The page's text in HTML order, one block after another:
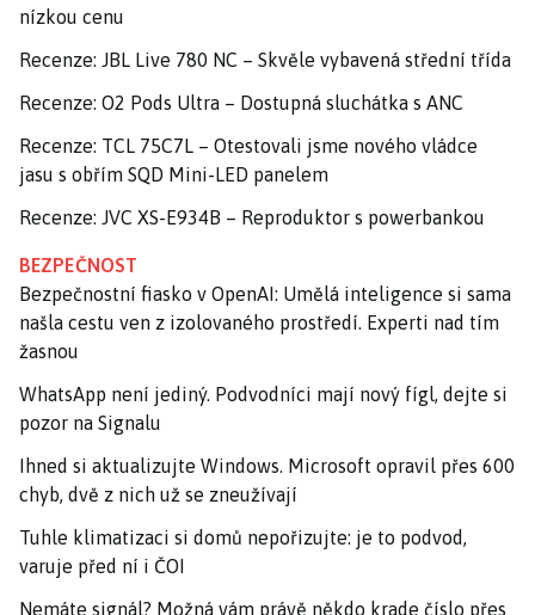
nízkou cenu
Recenze: JBL Live 780 NC – Skvěle vybavená střední třída
Recenze: O2 Pods Ultra – Dostupná sluchátka s ANC
Recenze: TCL 75C7L – Otestovali jsme nového vládce
jasu s obřím SQD Mini-LED panelem
Recenze: JVC XS-E934B – Reproduktor s powerbankou
BEZPEČNOST
Bezpečnostní fiasko v OpenAI: Umělá inteligence si sama
našla cestu ven z izolovaného prostředí. Experti nad tím
žasnou
WhatsApp není jediný. Podvodníci mají nový fígl, dejte si
pozor na Signalu
Ihned si aktualizujte Windows. Microsoft opravil přes 600
chyb, dvě z nich už se zneužívají
Tuhle klimatizaci si domů nepořizujte: je to podvod,
varuje před ní i ČOI
Nemáte signál? Možná vám právě někdo krade číslo přes